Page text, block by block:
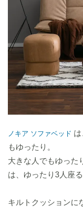
ノキア ソファベッド
もゆったり。
大きな人でもゆった
は、ゆったり3人座
キルトクッションに